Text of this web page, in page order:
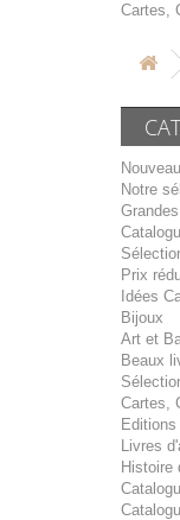
Cartes,
Notre
Prix
Idées
Bijoux
Art et
Beaux
Cartes,
Livres
Histoire